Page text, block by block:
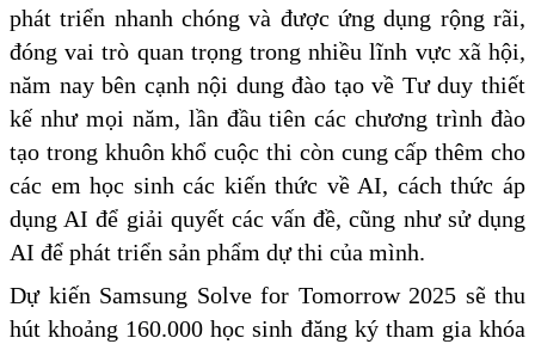
phát triển nhanh chóng và được ứng dụng rộng rãi,
đóng vai trò quan trọng trong nhiều lĩnh vực xã hội,
năm nay bên cạnh nội dung đào tạo về Tư duy thiết
kế như mọi năm, lần đầu tiên các chương trình đào
tạo trong khuôn khổ cuộc thi còn cung cấp thêm cho
các em học sinh các kiến thức về AI, cách thức áp
dụng AI để giải quyết các vấn đề, cũng như sử dụng
AI để phát triển sản phẩm dự thi của mình.
Dự kiến Samsung Solve for Tomorrow 2025 sẽ thu
hút khoảng 160.000 học sinh đăng ký tham gia khóa